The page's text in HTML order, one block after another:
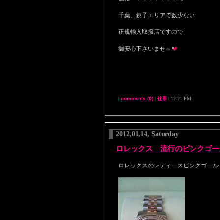
千葉、銚子エリアで数少ない
正規輸入取扱店ですので
御安心下さいませ～
| comments (0)| 仕事| 12:21 PM |
2012,01,14, Saturday
ロレックス 流行のピンクゴー
ロレックスのレディースピンクゴール